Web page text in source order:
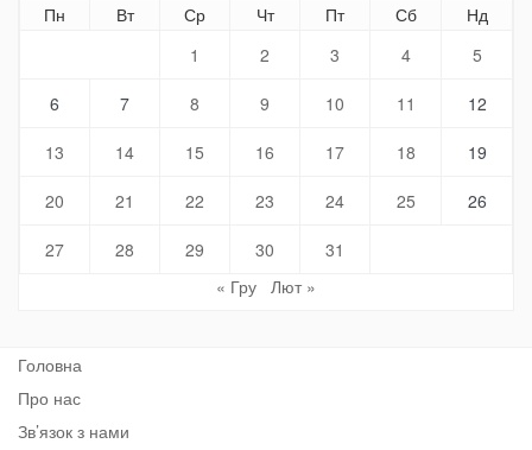
Пн
Вт Ср Чт Пт Сб
Нд
1
2 3 4 5
6 7 8 9 10 11 12
13 14 15 16 17 18 19
20 21 22 23 24 25 26
27 28 29 30
31
« Гру Лют »
Головна
Про нас
Зв’язок з нами